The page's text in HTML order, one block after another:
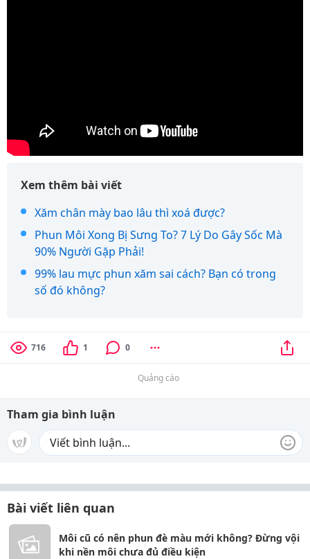
Xem thêm bài viết
Xăm chân mày bao lâu thì xoá được?
Phun Môi Xong Bị Sưng To? 7 Lý Do Gây Sốc Mà
90% Người Gặp Phải!
99% lau mực phun xăm sai cách? Bạn có trong
số đó không?
716 1 0
Quảng cáo
Tham gia bình luận
Bài viết liên quan
Môi cũ có nên phun đè màu mới không? Đừng vội
khi nền môi chưa đủ điều kiện